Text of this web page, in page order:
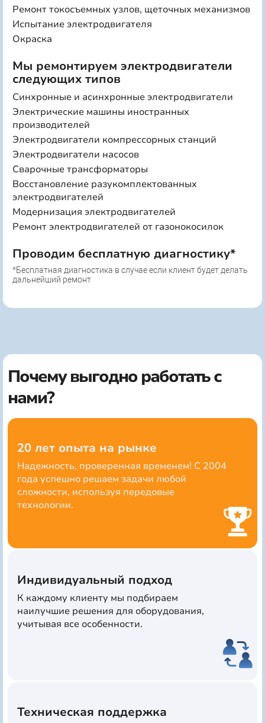
Ремонт токосъемных узлов, щеточных механизмов
Испытание электродвигателя
Окраска
Мы ремонтируем электродвигатели
следующих типов
Синхронные и асинхронные электродвигатели
Электрические машины иностранных
производителей
Электродвигатели компрессорных станций
Электродвигатели насосов
Сварочные трансформаторы
Восстановление разукомплектованных
электродвигателей
Модернизация электродвигателей
Ремонт электродвигателей от газонокосилок
Проводим бесплатную диагностику*
*Бесплатная диагностика в случае если клиент будет делать
дальнейший ремонт
Почему выгодно работать с
нами?
20 лет опыта на рынке
Надежность, проверенная временем! С 2004
года успешно решаем задачи любой
сложности, используя передовые
технологии.
Индивидуальный подход
К каждому клиенту мы подбираем
наилучшие решения для оборудования,
учитывая все особенности.
Техническая поддержка